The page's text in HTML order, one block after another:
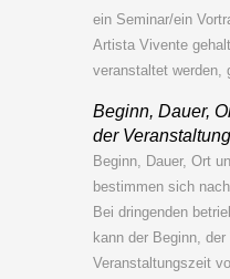
ein Seminar/ein
Artista Vivente
veranstaltet werden,
Beginn, Dauer,
der Veranstaltung
Beginn, Dauer, Ort
bestimmen sich
Bei dringenden
kann der Beginn,
Veranstaltungszeit